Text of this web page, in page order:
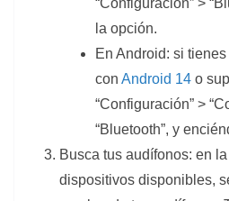
la opción.
En Android: si
con Android 14 o
“Configuración” >
“Bluetooth”, y
Busca tus audífonos: en
dispositivos disponibles,